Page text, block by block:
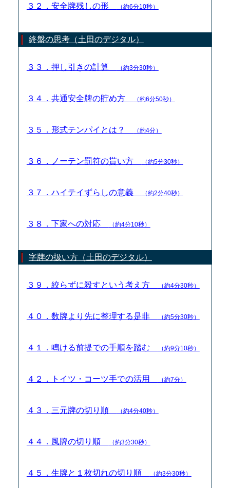
３２．安全牌残しの形 （約6分10秒）
終盤の思考（土田のデジタル）
３３．押し引きの計算 （約3分30秒）
３４．共通安全牌の貯め方 （約6分50秒）
３５．形式テンパイとは？ （約4分）
３６．ノーテン罰符の貰い方 （約5分30秒）
３７．ハイテイずらしの意義 （約2分40秒）
３８．下家への対応 （約4分10秒）
字牌の扱い方（土田のデジタル）
３９．絞らずに殺すという考え方 （約4分30秒）
４０．数牌より先に整理する是非 （約5分30秒）
４１．鳴ける前提での手順を踏む （約9分10秒）
４２．トイツ・コーツ手での活用 （約7分）
４３．三元牌の切り順 （約4分40秒）
４４．風牌の切り順 （約3分30秒）
４５．生牌と１枚切れの切り順 （約3分30秒）